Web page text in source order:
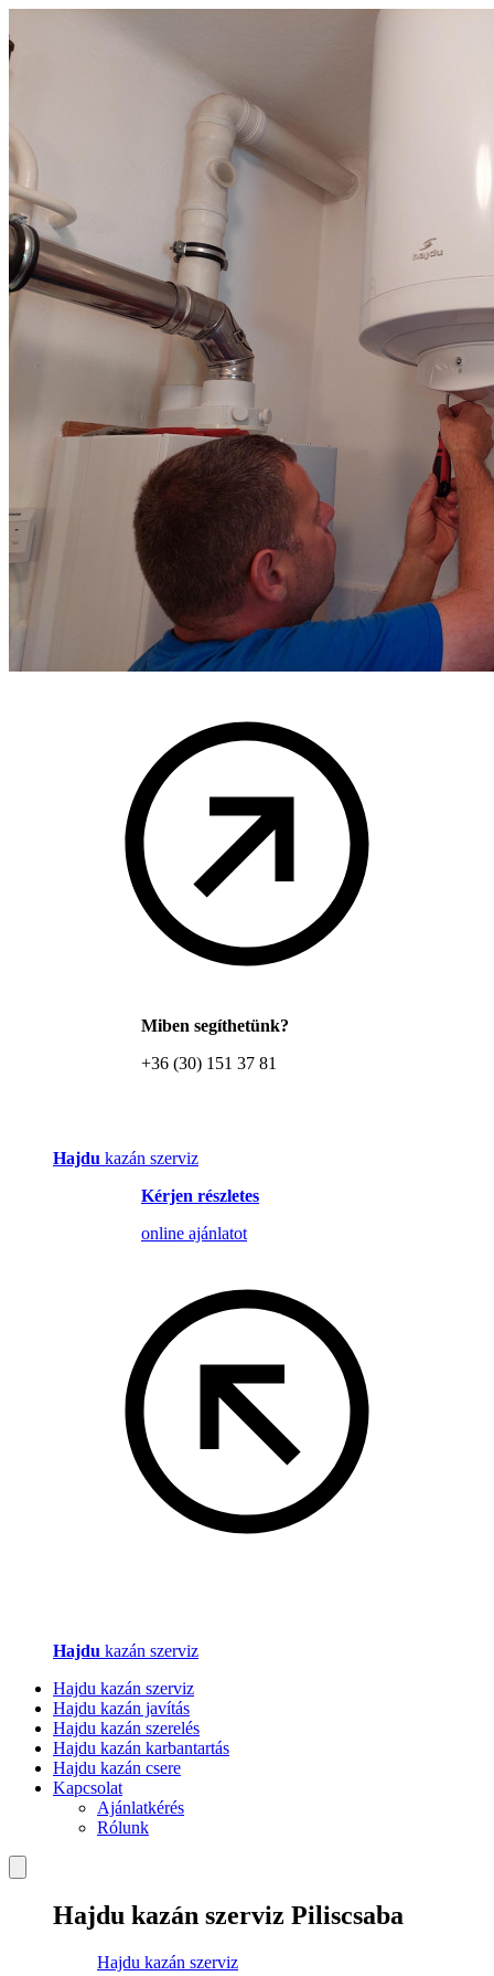
Miben segíthetünk?
+36 (30) 151 37 81
Hajdu kazán szerviz
Kérjen részletes
online ajánlatot
Hajdu kazán szerviz
Hajdu kazán szerviz
Hajdu kazán javítás
Hajdu kazán szerelés
Hajdu kazán karbantartás
Hajdu kazán csere
Kapcsolat
Ajánlatkérés
Rólunk
Hajdu kazán szerviz Piliscsaba
Hajdu kazán szerviz